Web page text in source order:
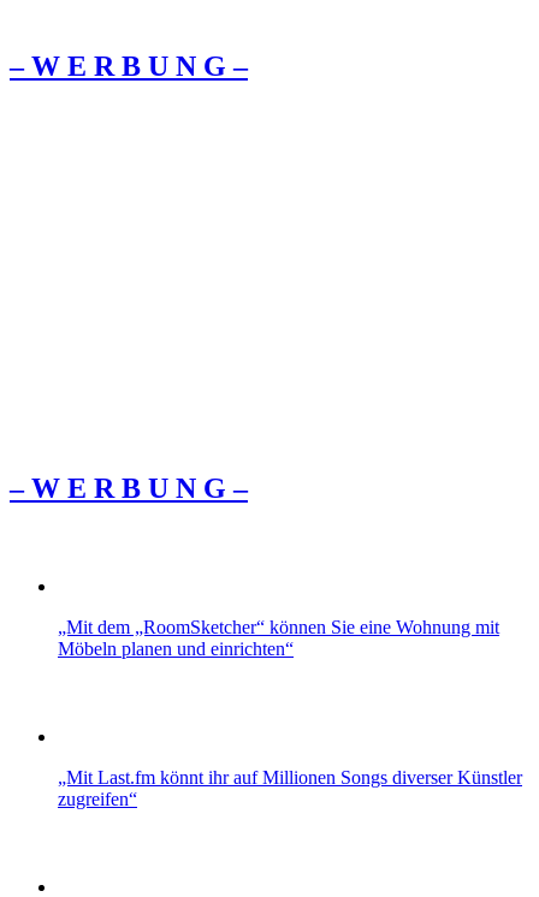
– W Ε R Β U Ν G –
– W Ε R Β U Ν G –
„Mit dem „RoomSketcher“ können Sie eine Wohnung mit
Möbeln planen und einrichten“
„Mit Last.fm könnt ihr auf Millionen Songs diverser Künstler
zugreifen“